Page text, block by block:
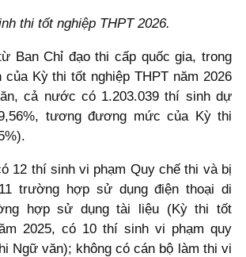
thi tốt nghiệp THPT 2026.
Ban Chỉ đạo thi cấp quốc gia, trong
của Kỳ thi tốt nghiệp THPT năm 2026
cả nước có 1.203.039 thí sinh dự
tương đương mức của Kỳ thi
12 thí sinh vi phạm Quy chế thi và bị
trường hợp sử dụng điện thoại di
hợp sử dụng tài liệu (Kỳ thi tốt
2025, có 10 thí sinh vi phạm quy
Ngữ văn); không có cán bộ làm thi vi